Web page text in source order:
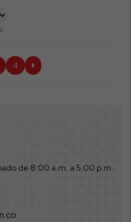
4
de 8:00 a.m. a 5:00 p.m.